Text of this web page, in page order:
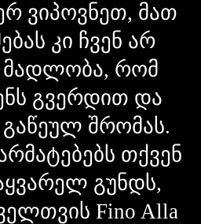
ვიპოვნეთ, მათ
კი ჩვენ არ
მადლობა, რომ
გვერდით და
შრომას.
თქვენ
გუნდს,
Fino Alla